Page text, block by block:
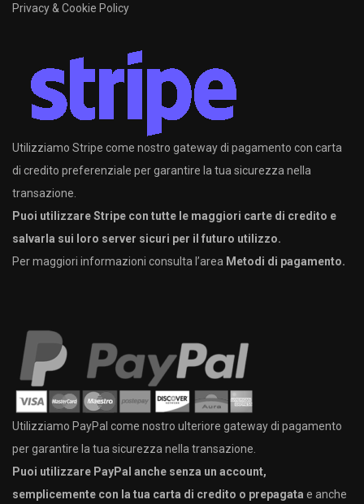
Privacy & Cookie Policy
Utilizziamo Stripe come nostro gateway di pagamento con carta
di credito preferenziale per garantire la tua sicurezza nella
transazione.
Puoi utilizzare Stripe con tutte le maggiori carte di credito e
salvarla sui loro server sicuri per il futuro utilizzo.
Per maggiori informazioni consulta l’area Metodi di pagamento.
Utilizziamo PayPal come nostro ulteriore gateway di pagamento
per garantire la tua sicurezza nella transazione.
Puoi utilizzare PayPal anche senza un account,
semplicemente con la tua carta di credito o prepagata e anche